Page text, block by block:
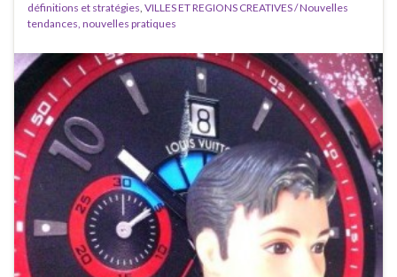
définitions et stratégies, VILLES ET REGIONS CREATIVES / Nouvelles
tendances, nouvelles pratiques